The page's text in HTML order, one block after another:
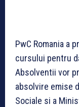
PwC Romania a
cursului pentru
Absolventii vor
absolvire emise
Sociale si a